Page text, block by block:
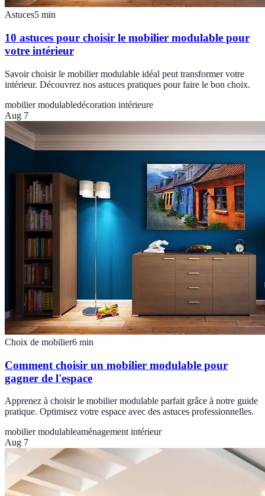
Astuces5 min
10 astuces pour choisir le mobilier modulable pour
votre intérieur
Savoir choisir le mobilier modulable idéal peut transformer votre
intérieur. Découvrez nos astuces pratiques pour faire le bon choix.
mobilier modulabledécoration intérieure
Aug 7
Choix de mobilier6 min
Comment choisir un mobilier modulable pour
gagner de l'espace
Apprenez à choisir le mobilier modulable parfait grâce à notre guide
pratique. Optimisez votre espace avec des astuces professionnelles.
mobilier modulableaménagement intérieur
Aug 7